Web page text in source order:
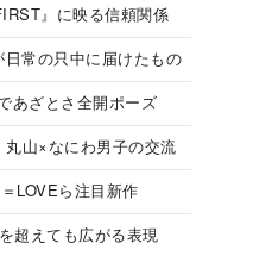
』に映る信頼関係
常の只中に届けたもの
あざとさ全開ポーズ
山×なにわ男子の交流
LOVEら注目新作
超えても広がる表現